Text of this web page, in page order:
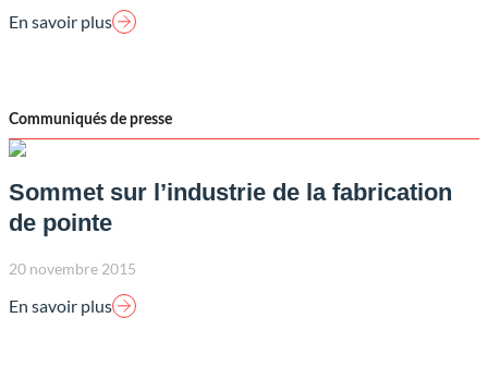
En savoir plus
Communiqués de presse
Sommet sur l’industrie de la fabrication
de pointe
20 novembre 2015
En savoir plus